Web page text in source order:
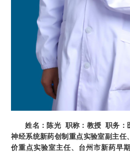
姓名：陈光 职称：教授 职务：
神经系统新药创制重点实验室副主任
价重点实验室主任、台州市新药早